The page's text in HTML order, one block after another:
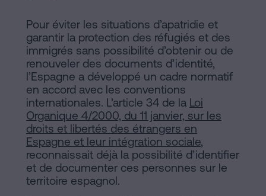
Pour éviter les situations d’apatridie et
garantir la protection des réfugiés et des
immigrés sans possibilité d’obtenir ou de
renouveler des documents d’identité,
l’Espagne a développé un cadre normatif
en accord avec les conventions
internationales. L’article 34 de la Loi
Organique 4/2000, du 11 janvier, sur les
droits et libertés des étrangers en
Espagne et leur intégration sociale,
reconnaissait déjà la possibilité d’identifier
et de documenter ces personnes sur le
territoire espagnol.